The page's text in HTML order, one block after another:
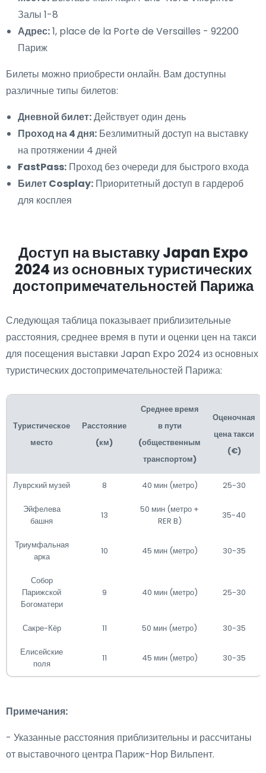
Залы 1-8
Адрес:1, place de la Porte de Versailles - 92200
Париж
Билеты можно приобрести онлайн. Вам доступны
различные типы билетов:
Дневной билет:Действует один день
Проход на 4 дня: Безлимитный доступ на выставку
на протяжении 4 дней
FastPass: Проход без очереди для быстрого входа
Билет Cosplay: Приоритетный доступ в гардероб
для косплея
Доступ на выставку Japan Expo
2024 из основных туристических
достопримечательностей Парижа
Следующая таблица показывает приблизительные
расстояния, среднее время в пути и оценки цен на такси
для посещения выставки Japan Expo 2024 из основных
туристических достопримечательностей Парижа:
Туристическое
место
Расстояние
(км)
Среднее время
в пути
(общественным
транспортом)
Оценочная
цена такси
(€)
Луврский музей 8 40 мин (метро) 25-30
Эйфелева
башня
13
50 мин (метро +
RER B)
35-40
Триумфальная
арка
10 45 мин (метро) 30-35
Собор
Парижской
Богоматери
9 40 мин (метро) 25-30
Сакре-Кёр 11 50 мин (метро) 30-35
Елисейские
поля
11 45 мин (метро) 30-35
Примечания:
- Указанные расстояния приблизительны и рассчитаны
от выставочного центра Париж-Нор Вильпент.